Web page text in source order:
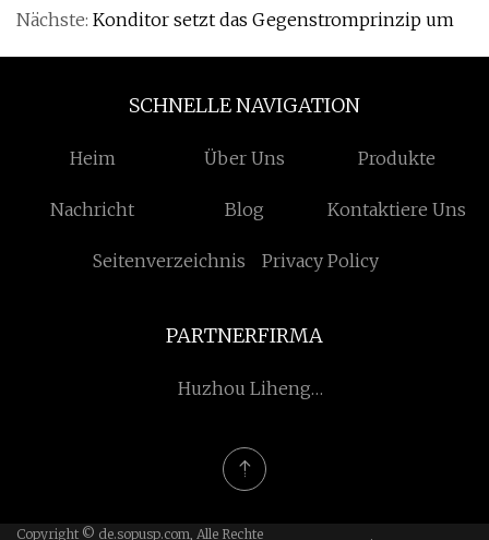
Nächste: Konditor setzt das Gegenstromprinzip um
SCHNELLE NAVIGATION
Heim Über Uns Produkte
Nachricht Blog Kontaktiere Uns
Seitenverzeichnis Privacy Policy
PARTNERFIRMA
Huzhou Liheng
Co., Ltd.
Copyright © de.sopusp.com, Alle Rechte